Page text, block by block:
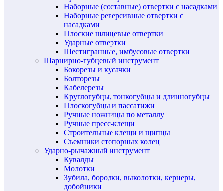
Наборные (составные) отвертки с насадками
Наборные реверсивные отвертки с
насадками
Плоские шлицевые отвертки
Ударные отвертки
Шестигранные, имбусовые отвертки
Шарнирно-губцевый инструмент
Бокорезы и кусачки
Болторезы
Кабелерезы
Круглогубцы, тонкогубцы и длинногубцы
Плоскогубцы и пассатижи
Ручные ножницы по металлу
Ручные пресс-клещи
Строительные клещи и щипцы
Съемники стопорных колец
Ударно-рычажный инструмент
Кувалды
Молотки
Зубила, бородки, выколотки, кернеры,
добойники